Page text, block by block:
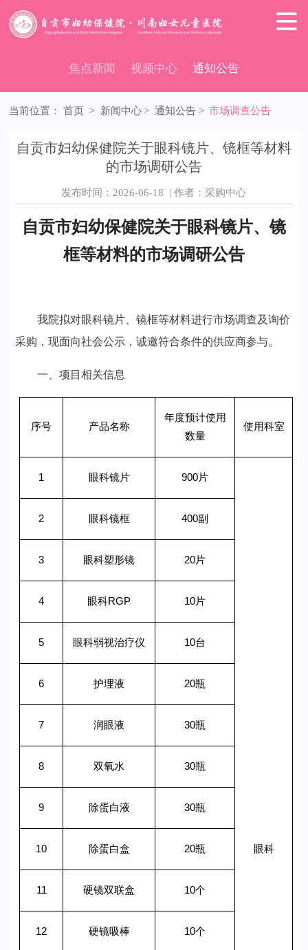

焦点新闻 视频中心 通知公告
当前位置： 首页 > 新闻中心 > 通知公告 > 市场调查公告
自贡市妇幼保健院关于眼科镜片、镜框等材料
的市场调研公告
发布时间：2026-06-18 | 作者：采购中心
自贡市妇幼保健院关于眼科镜片、镜
框等材料的市场调研公告
我院拟对眼科镜片、镜框等材料进行市场调查及询价
采购，现面向社会公示，诚邀符合条件的供应商参与。
一、 项目相关信息
序号 产品名称
年度预计使用
数量
使用科室
1 眼科镜片 900片
眼科
2 眼科镜框 400副
3 眼科塑形镜 20片
4 眼科RGP 10片
5 眼科弱视治疗仪 10台
6 护理液 20瓶
7 润眼液 30瓶
8 双氧水 30瓶
9 除蛋白液 30瓶
10 除蛋白盒 20瓶
11 硬镜双联盒 10个
12 硬镜吸棒 10个